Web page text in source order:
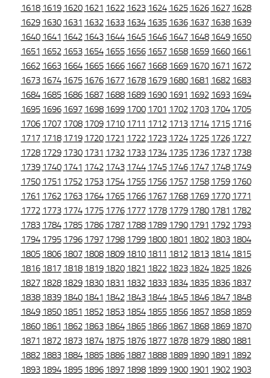
1618 1619 1620 1621 1622 1623 1624 1625 1626 1627 1628
1629 1630 1631 1632 1633 1634 1635 1636 1637 1638 1639
1640 1641 1642 1643 1644 1645 1646 1647 1648 1649 1650
1651 1652 1653 1654 1655 1656 1657 1658 1659 1660 1661
1662 1663 1664 1665 1666 1667 1668 1669 1670 1671 1672
1673 1674 1675 1676 1677 1678 1679 1680 1681 1682 1683
1684 1685 1686 1687 1688 1689 1690 1691 1692 1693 1694
1695 1696 1697 1698 1699 1700 1701 1702 1703 1704 1705
1706 1707 1708 1709 1710 1711 1712 1713 1714 1715 1716
1717 1718 1719 1720 1721 1722 1723 1724 1725 1726 1727
1728 1729 1730 1731 1732 1733 1734 1735 1736 1737 1738
1739 1740 1741 1742 1743 1744 1745 1746 1747 1748 1749
1750 1751 1752 1753 1754 1755 1756 1757 1758 1759 1760
1761 1762 1763 1764 1765 1766 1767 1768 1769 1770 1771
1772 1773 1774 1775 1776 1777 1778 1779 1780 1781 1782
1783 1784 1785 1786 1787 1788 1789 1790 1791 1792 1793
1794 1795 1796 1797 1798 1799 1800 1801 1802 1803 1804
1805 1806 1807 1808 1809 1810 1811 1812 1813 1814 1815
1816 1817 1818 1819 1820 1821 1822 1823 1824 1825 1826
1827 1828 1829 1830 1831 1832 1833 1834 1835 1836 1837
1838 1839 1840 1841 1842 1843 1844 1845 1846 1847 1848
1849 1850 1851 1852 1853 1854 1855 1856 1857 1858 1859
1860 1861 1862 1863 1864 1865 1866 1867 1868 1869 1870
1871 1872 1873 1874 1875 1876 1877 1878 1879 1880 1881
1882 1883 1884 1885 1886 1887 1888 1889 1890 1891 1892
1893 1894 1895 1896 1897 1898 1899 1900 1901 1902 1903